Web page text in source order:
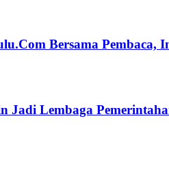
Bersama Pembaca,
Jadi Lembaga